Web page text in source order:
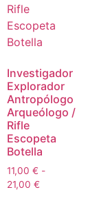
Investigador
Explorador
Antropólogo
Arqueólogo /
Rifle
Escopeta
Botella
11,00 € -
21,00 €